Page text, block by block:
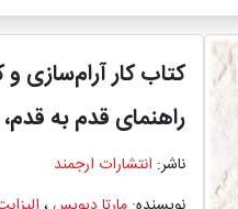
کتاب کار
راهنمای قدم به
ناشر: انتشارات ارجمند